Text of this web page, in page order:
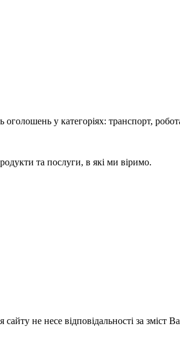
у категоріях: транспорт,
та послуги, в які ми віримо.
сайту не несе відповідальності за зміст